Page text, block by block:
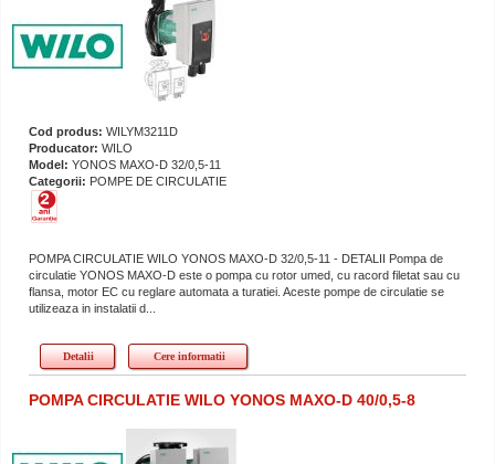
Cod produs: WILYM3211D
Producator: WILO
Model: YONOS MAXO-D 32/0,5-11
Categorii: POMPE DE CIRCULATIE
POMPA CIRCULATIE WILO YONOS MAXO-D 32/0,5-11 - DETALII Pompa de
circulatie YONOS MAXO-D este o pompa cu rotor umed, cu racord filetat sau cu
flansa, motor EC cu reglare automata a turatiei. Aceste pompe de circulatie se
utilizeaza in instalatii d...
Detalii Cere informatii
POMPA CIRCULATIE WILO YONOS MAXO-D 40/0,5-8